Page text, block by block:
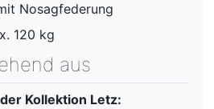
Nosagfederung
120 kg
aus
Kollektion Letz: